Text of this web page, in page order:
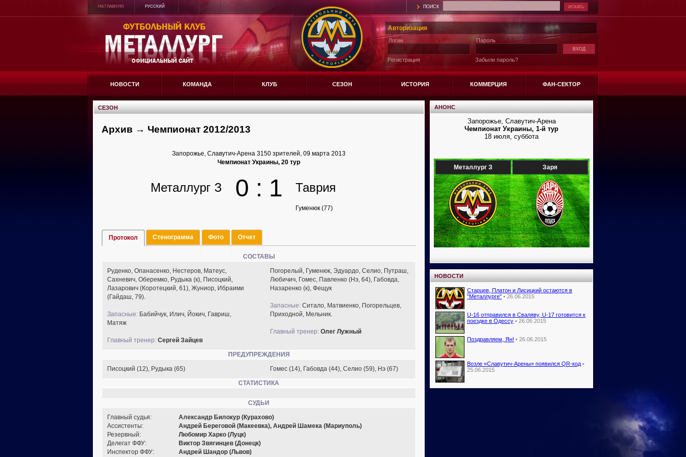
НА ГЛАВНУЮ РУССКИЙ ПОИСК
Авторизация
Логин
Регистрация
Пароль
Забыли пароль?
НОВОСТИ КОМАНДА КЛУБ СЕЗОН ИСТОРИЯ КОММЕРЦИЯ ФАН-СЕКТОР
СЕЗОН
Архив → Чемпионат 2012/2013
Запорожье, Славутич-Арена 3150 зрителей, 09 марта 2013
Чемпионат Украины, 20 тур
Металлург З 0 : 1 Таврия
Гуменюк (77)
Протокол Стенограмма Фото Отчет
СОСТАВЫ
Руденко, Опанасенко, Нестеров, Матеус,
Сахневич, Оберемко, Рудыка (к), Писоцкий,
Лазарович (Коротецкий, 61), Жуниор, Ибраими
(Гайдаш, 79).
Запасные: Бабийчук, Илич, Йокич, Гавриш,
Матяж
Главный тренер: Сергей Зайцев
Погорелый, Гуменюк, Эдуардо, Селио, Путраш,
Любичич, Гомес, Павленко (Нэ, 64), Габовда,
Назаренко (к), Фещук
Запасные: Ситало, Матвиенко, Погорельцев,
Приходной, Мельник.
Главный тренер: Олег Лужный
ПРЕДУПРЕЖДЕНИЯ
Писоцкий (12), Рудыка (65)
Гомес (14), Габовда (44), Селио (59), Нэ (67)
СТАТИСТИКА
СУДЬИ
Главный судья:
Ассистенты:
Резервный:
Делегат ФФУ:
Инспектор ФФУ:
Александр Билокур (Курахово)
Андрей Береговой (Макеевка), Андрей Шамека (Мариуполь)
Любомир Харко (Луцк)
Виктор Звягинцев (Донецк)
Андрей Шандор (Львов)
АНОНС
Запорожье, Славутич-Арена
Чемпионат Украины, 1-й тур
18 июля, суббота
Металлург З Заря
НОВОСТИ
Старцев, Платон и Лисицкий остаются в
"Металлурге" • 26.06.2015
U-16 отправился в Сваляву, U-17 готовится к
поездке в Одессу • 26.06.2015
Поздравляем, Ян! • 26.06.2015
Возле «Славутич-Арены» появился QR-код •
25.06.2015